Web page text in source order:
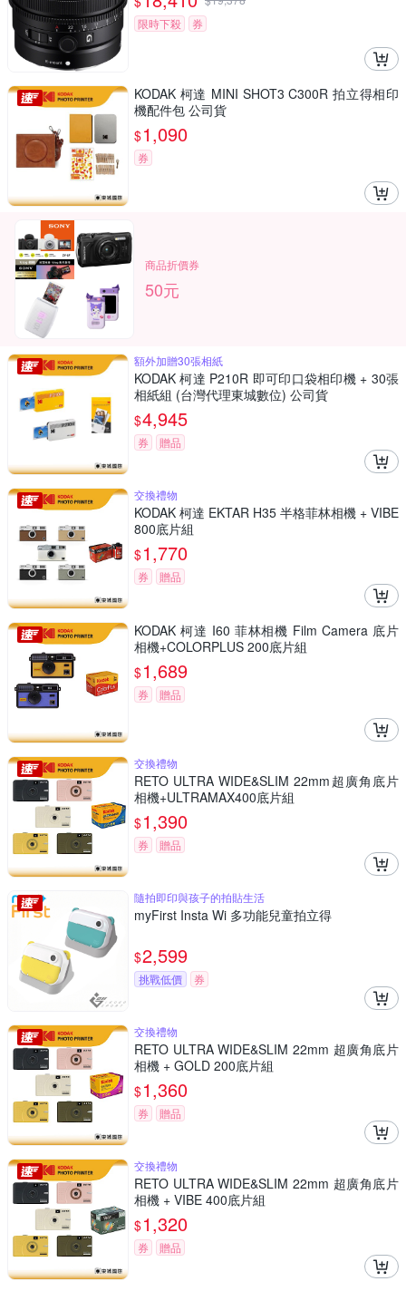
限時下殺
券
KODAK 柯達 MINI SHOT3 C300R 拍立得相印
機配件包 公司貨
$1,090
券
商品折價券
50元
額外加贈30張相紙
KODAK 柯達 P210R 即可印口袋相印機 + 30張
相紙組 (台灣代理東城數位) 公司貨
$4,945
券 贈品
交換禮物
KODAK 柯達 EKTAR H35 半格菲林相機 + VIBE
800底片組
$1,770
券 贈品
KODAK 柯達 I60 菲林相機 Film Camera 底片
相機+COLORPLUS 200底片組
$1,689
券 贈品
交換禮物
RETO ULTRA WIDE&SLIM 22mm超廣角底片
相機+ULTRAMAX400底片組
$1,390
券 贈品
隨拍即印與孩子的拍貼生活
myFirst Insta Wi 多功能兒童拍立得
$2,599
挑戰低價 券
交換禮物
RETO ULTRA WIDE&SLIM 22mm 超廣角底片
相機 + GOLD 200底片組
$1,360
券 贈品
交換禮物
RETO ULTRA WIDE&SLIM 22mm 超廣角底片
相機 + VIBE 400底片組
$1,320
券 贈品